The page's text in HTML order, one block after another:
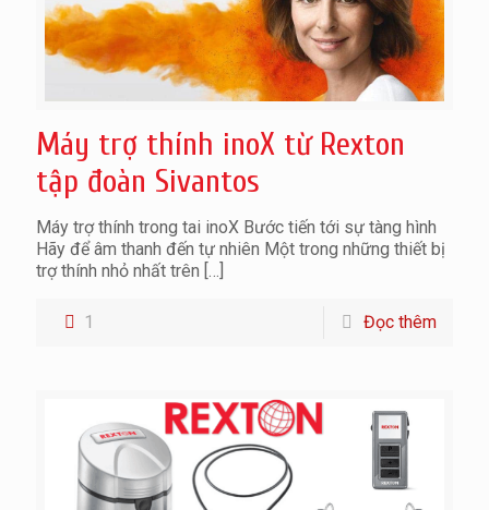
Máy trợ thính inoX từ Rexton
tập đoàn Sivantos
Máy trợ thính trong tai inoX Bước tiến tới sự tàng hình
Hãy để âm thanh đến tự nhiên Một trong những thiết bị
trợ thính nhỏ nhất trên […]
1 Đọc thêm